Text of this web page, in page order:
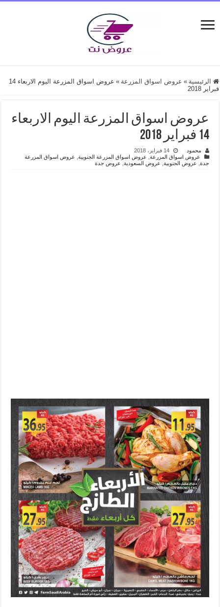
الرئيسية » عروض اسواق المزرعة »
عروض اسواق المزرعة اليوم الاربعاء 14
فبراير 2018
عروض اسواق المزرعة اليوم الاربعاء
14 فبراير 2018
محمود
14 فبراير، 2018
عروض اسواق المزرعة, عروض اسواق المزرعة الجنوبية, عروض اسواق المزرعة
جدة, عروض الجنوبية, عروض السعودية, عروض جدة